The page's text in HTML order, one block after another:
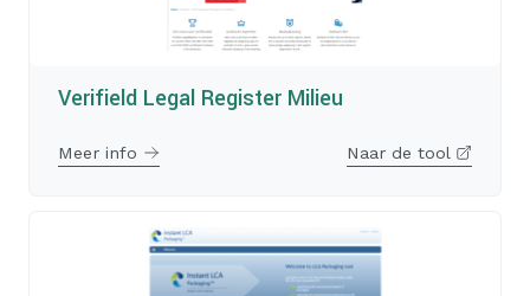
Verifield Legal Register Milieu
Meer info Naar de tool